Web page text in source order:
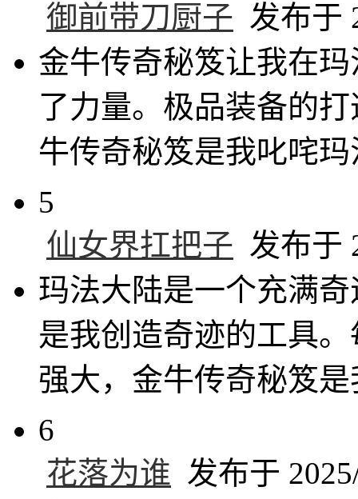
御前带刀厨子 发布于
金牛传奇秘笈让我在
了力量。极品装备的
牛传奇秘笈是我叱咤
5
仙女界扛把子 发布于
玛法大陆是一个充满
是我创造奇迹的工具
强大，金牛传奇秘笈
6
花落为谁 发布于